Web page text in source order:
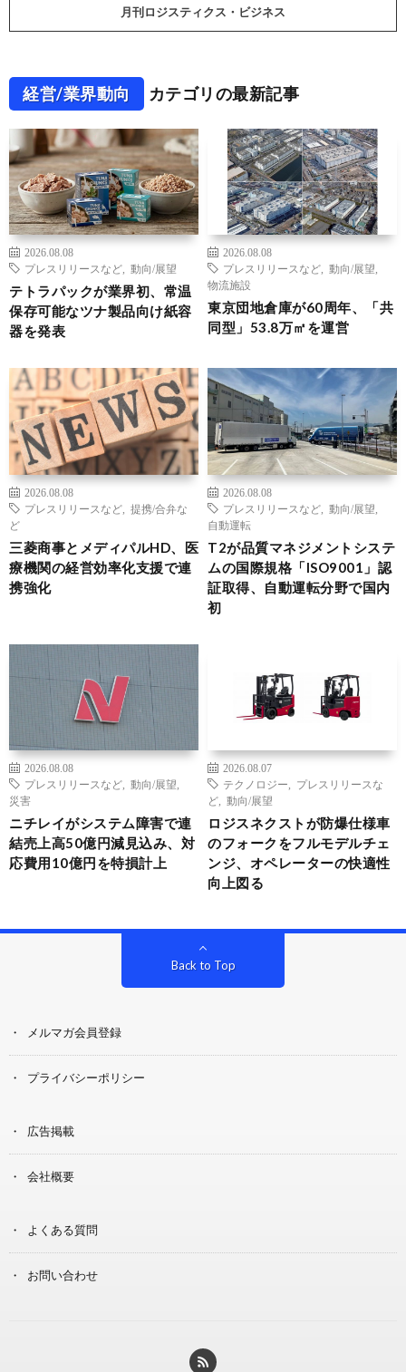
月刊ロジスティクス・ビジネス
経営/業界動向 カテゴリの最新記事
2026.08.08
プレスリリースなど
動向/展望
テトラパックが業界初、常温
保存可能なツナ製品向け紙容
器を発表
2026.08.08
プレスリリースなど
動向/展望
物流施設
東京団地倉庫が60周年、「共
同型」53.8万㎡を運営
2026.08.08
プレスリリースなど
提携/合弁な
ど
三菱商事とメディパルHD、医
療機関の経営効率化支援で連
携強化
2026.08.08
プレスリリースなど
動向/展望
自動運転
T2が品質マネジメントシステ
ムの国際規格「ISO9001」認
証取得、自動運転分野で国内
初
2026.08.08
プレスリリースなど
動向/展望
災害
ニチレイがシステム障害で連
結売上高50億円減見込み、対
応費用10億円を特損計上
2026.08.07
テクノロジー
プレスリリースな
ど
動向/展望
ロジスネクストが防爆仕様車
のフォークをフルモデルチェ
ンジ、オペレーターの快適性
向上図る
Back to Top
メルマガ会員登録
プライバシーポリシー
広告掲載
会社概要
よくある質問
お問い合わせ